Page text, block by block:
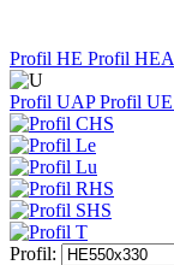
Profil HE Profil HEA
Profil UAPProfil UE
Profil: